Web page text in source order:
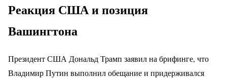
Реакция США и позиция
Вашингтона
Президент США Дональд Трамп заявил на брифинге, что
Владимир Путин выполнил обещание и придерживался